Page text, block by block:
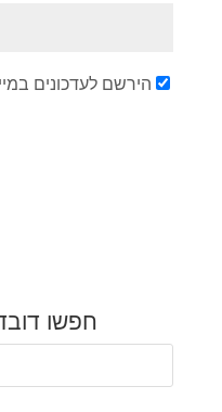
הירשם לעדכונים
חפשו